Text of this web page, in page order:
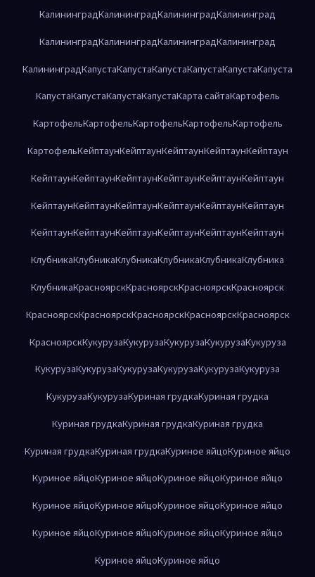
КалининградКалининградКалининградКалининград
КалининградКалининградКалининградКалининград
КалининградКапустаКапустаКапустаКапустаКапустаКапуста
КапустаКапустаКапустаКапустаКарта сайтаКартофель
КартофельКартофельКартофельКартофельКартофель
КартофельКейптаунКейптаунКейптаунКейптаунКейптаун
КейптаунКейптаунКейптаунКейптаунКейптаунКейптаун
КейптаунКейптаунКейптаунКейптаунКейптаунКейптаун
КейптаунКейптаунКейптаунКейптаунКейптаунКейптаун
КлубникаКлубникаКлубникаКлубникаКлубникаКлубника
КлубникаКрасноярскКрасноярскКрасноярскКрасноярск
КрасноярскКрасноярскКрасноярскКрасноярскКрасноярск
КрасноярскКукурузаКукурузаКукурузаКукурузаКукуруза
КукурузаКукурузаКукурузаКукурузаКукурузаКукуруза
КукурузаКукурузаКуриная грудкаКуриная грудка
Куриная грудкаКуриная грудкаКуриная грудка
Куриная грудкаКуриная грудкаКуриное яйцоКуриное яйцо
Куриное яйцоКуриное яйцоКуриное яйцоКуриное яйцо
Куриное яйцоКуриное яйцоКуриное яйцоКуриное яйцо
Куриное яйцоКуриное яйцоКуриное яйцоКуриное яйцо
Куриное яйцоКуриное яйцо